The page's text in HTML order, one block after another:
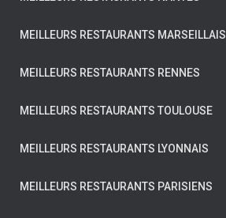
MEILLEURS RESTAURANTS MARSEILLAIS
MEILLEURS RESTAURANTS RENNES
MEILLEURS RESTAURANTS TOULOUSE
MEILLEURS RESTAURANTS LYONNAIS
MEILLEURS RESTAURANTS PARISIENS